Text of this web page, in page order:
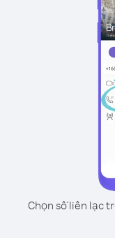
Chọn số liên lạc